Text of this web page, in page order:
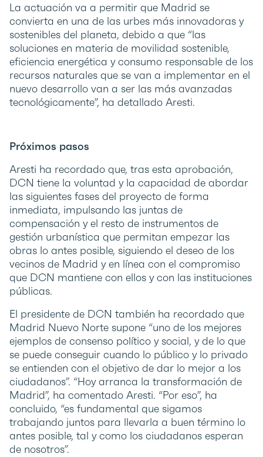
La actuación va a permitir que Madrid se
convierta en una de las urbes más innovadoras y
sostenibles del planeta, debido a que “las
soluciones en materia de movilidad sostenible,
eficiencia energética y consumo responsable de los
recursos naturales que se van a implementar en el
nuevo desarrollo van a ser las más avanzadas
tecnológicamente”, ha detallado Aresti.
Próximos pasos
Aresti ha recordado que, tras esta aprobación,
DCN tiene la voluntad y la capacidad de abordar
las siguientes fases del proyecto de forma
inmediata, impulsando las juntas de
compensación y el resto de instrumentos de
gestión urbanística que permitan empezar las
obras lo antes posible, siguiendo el deseo de los
vecinos de Madrid y en línea con el compromiso
que DCN mantiene con ellos y con las instituciones
públicas.
El presidente de DCN también ha recordado que
Madrid Nuevo Norte supone “uno de los mejores
ejemplos de consenso político y social, y de lo que
se puede conseguir cuando lo público y lo privado
se entienden con el objetivo de dar lo mejor a los
ciudadanos”. “Hoy arranca la transformación de
Madrid”, ha comentado Aresti. “Por eso”, ha
concluido, “es fundamental que sigamos
trabajando juntos para llevarla a buen término lo
antes posible, tal y como los ciudadanos esperan
de nosotros”.